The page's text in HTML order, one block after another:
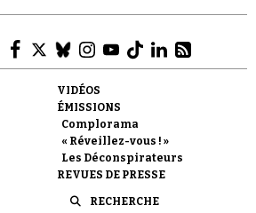
VIDÉOS
ÉMISSIONS
Complorama
« Réveillez-vous ! »
Les Déconspirateurs
REVUES DE PRESSE
RECHERCHE